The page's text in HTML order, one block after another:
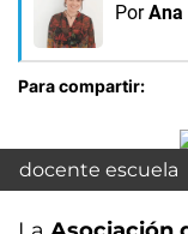
Por Ana
Para compartir:
docente escuela